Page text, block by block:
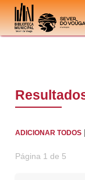
Ir para o conteúdo
ADICIONAR TODOS
Página 1 de 5